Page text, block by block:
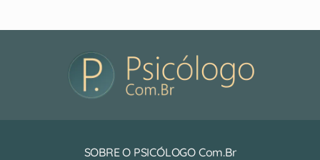
SOBRE O PSICÓLOGO Com.Br